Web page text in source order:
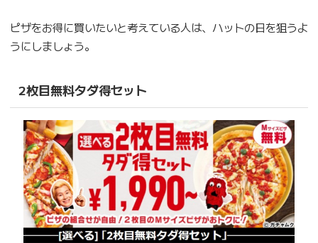
ピザをお得に買いたいと考えている人は、ハットの日を狙うよ
うにしましょう。
2枚目無料タダ得セット